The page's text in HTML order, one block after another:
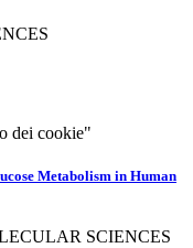
dei cookie"
Metabolism in Human
SCIENCES